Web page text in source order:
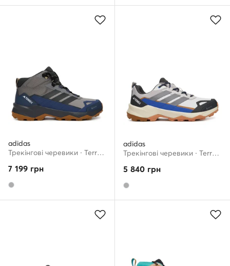
adidas
Трекінгові черевики · Terrex Skychaser Ax5 Mid Gore-Tex JQ2208 · Сірий
7 199 грн
adidas
Трекінгові черевики · Terrex Skychaser AX5 GORE-TEX JQ2212 · Сірий
5 840 грн